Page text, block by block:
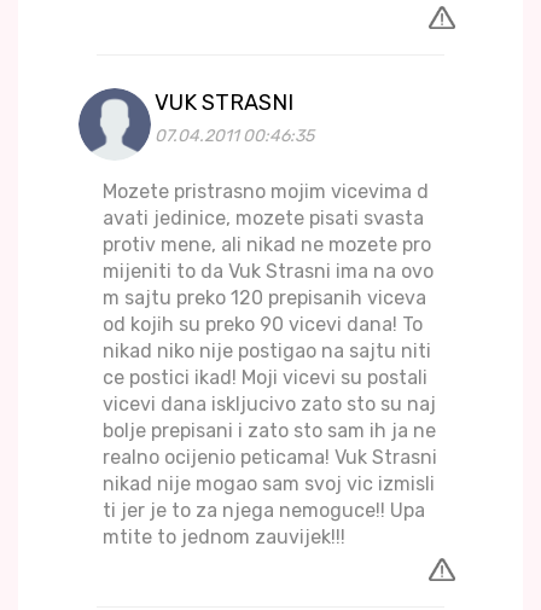
VUK STRASNI
07.04.2011 00:46:35
Mozete pristrasno mojim vicevima d
avati jedinice, mozete pisati svasta
protiv mene, ali nikad ne mozete pro
mijeniti to da Vuk Strasni ima na ovo
m sajtu preko 120 prepisanih viceva
od kojih su preko 90 vicevi dana! To
nikad niko nije postigao na sajtu niti
ce postici ikad! Moji vicevi su postali
vicevi dana iskljucivo zato sto su naj
bolje prepisani i zato sto sam ih ja ne
realno ocijenio peticama! Vuk Strasni
nikad nije mogao sam svoj vic izmisli
ti jer je to za njega nemoguce!! Upa
mtite to jednom zauvijek!!!